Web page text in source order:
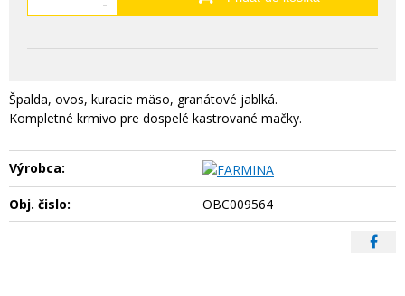
Špalda, ovos, kuracie mäso, granátové jablká.
Kompletné krmivo pre dospelé kastrované mačky.
Výrobca:
Obj. čislo: OBC009564